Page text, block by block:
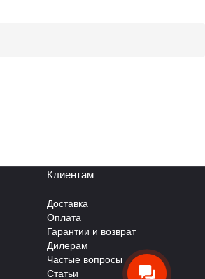
Клиентам
Доставка
Оплата
Гарантии и возврат
Дилерам
Частые вопросы
Статьи